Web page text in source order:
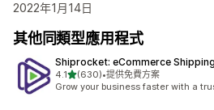
2022年1月14日
其他同類型應用程式
Shiprocket: eCommerce Shipping
4.1滿分 5 顆星
(630)
共有 630 則評價
•提供免費方案
Grow your business faster with a